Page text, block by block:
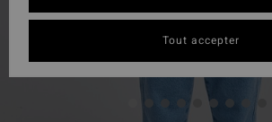
Tout accepter